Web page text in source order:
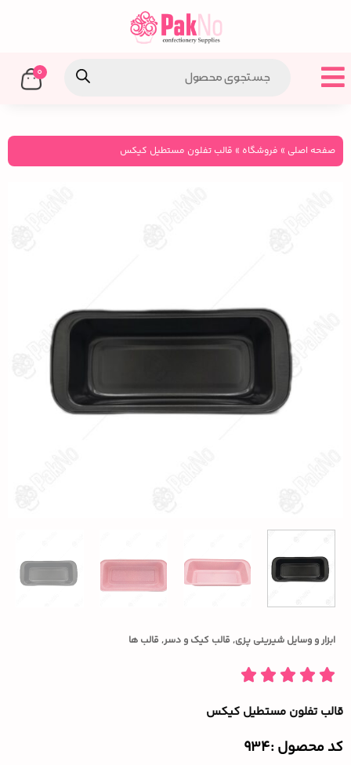
0
صفحه اصلی » فروشگاه » قالب تفلون مستطیل کیکس
ابزار و وسایل شیرینی پزی, قالب کیک و دسر, قالب ها
قالب تفلون مستطیل کیکس
کد محصول :‌934